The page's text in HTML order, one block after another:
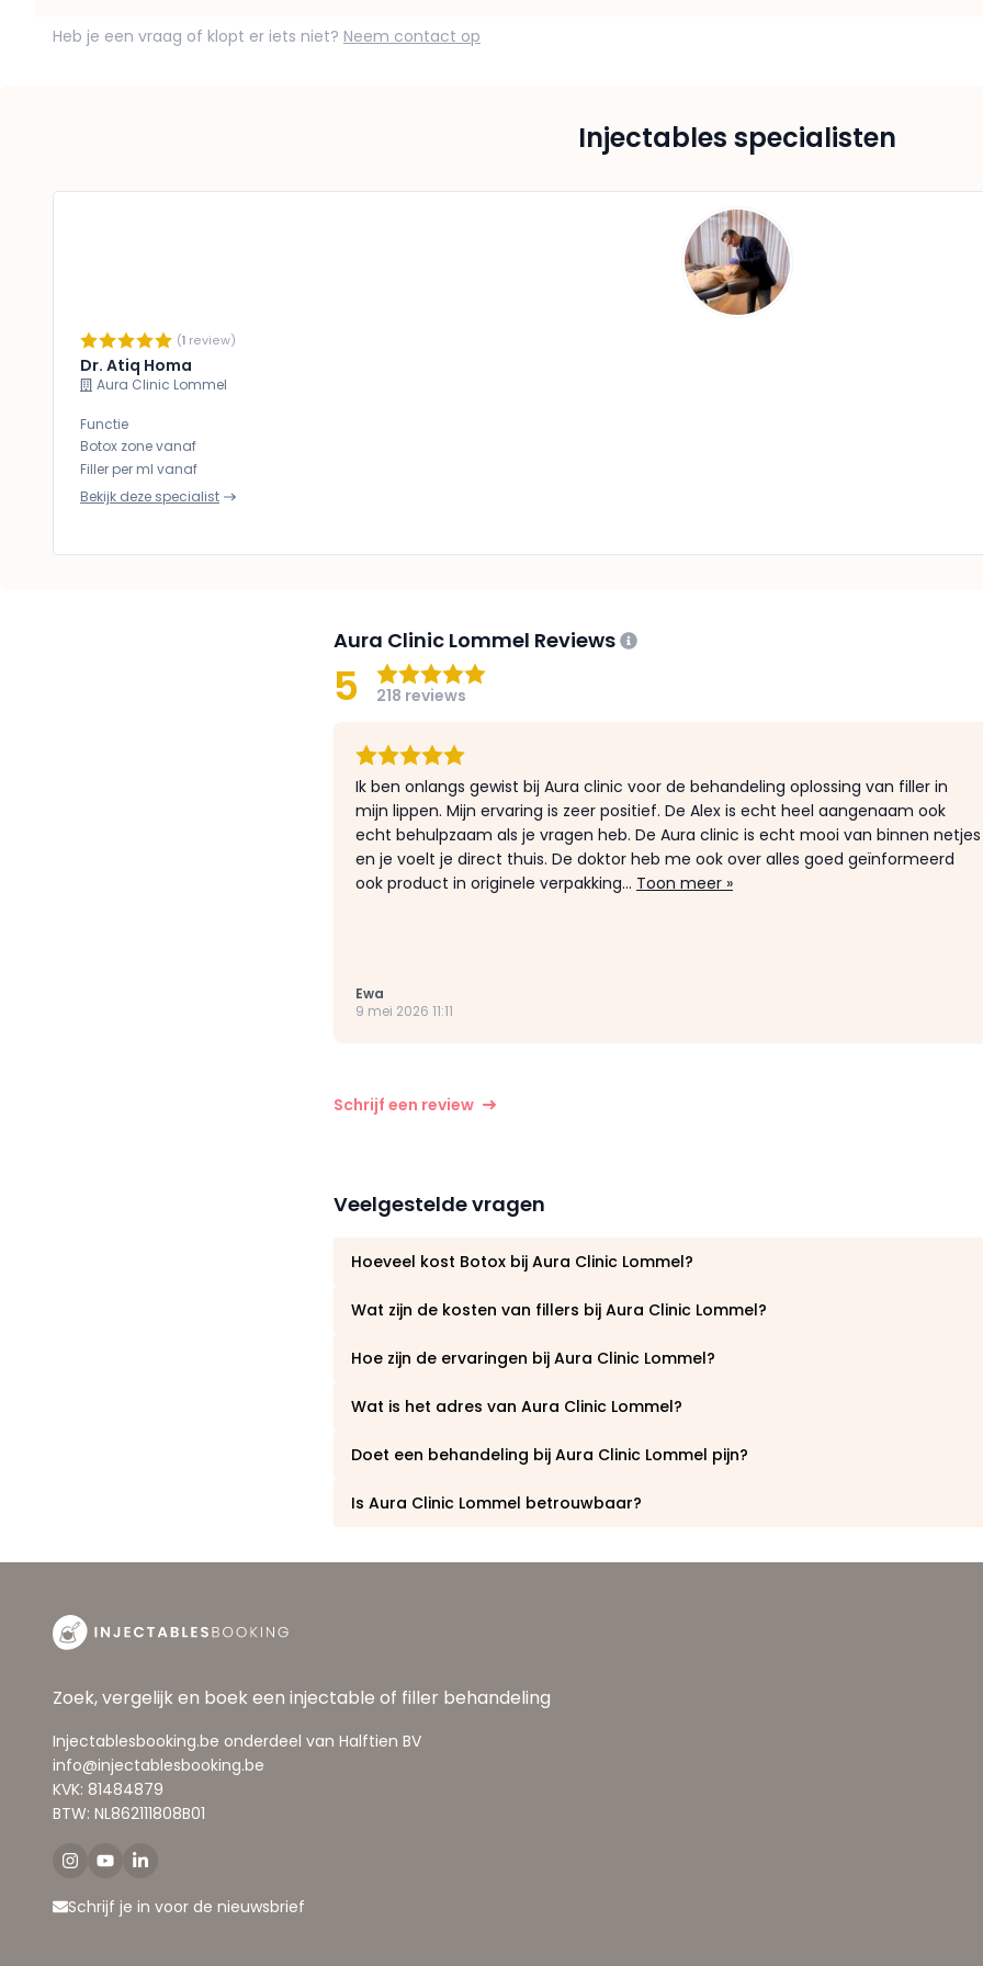
Heb je een vraag of klopt er iets niet? Neem contact op
Injectables specialisten
(1 review)
Dr. Atiq Homa
Aura Clinic Lommel
Functie
Botox zone vanaf
Filler per ml vanaf
Bekijk deze specialist
Aura Clinic Lommel Reviews
5 218 reviews
Ik ben onlangs gewist bij Aura clinic voor de behandeling oplossing van filler in
mijn lippen. Mijn ervaring is zeer positief. De Alex is echt heel aangenaam ook
echt behulpzaam als je vragen heb. De Aura clinic is echt mooi van binnen netjes
en je voelt je direct thuis. De doktor heb me ook over alles goed geïnformeerd
ook product in originele verpakking... Toon meer »
Ewa
9 mei 2026 11:11
Schrijf een review
Veelgestelde vragen
Hoeveel kost Botox bij Aura Clinic Lommel?
Wat zijn de kosten van fillers bij Aura Clinic Lommel?
Hoe zijn de ervaringen bij Aura Clinic Lommel?
Wat is het adres van Aura Clinic Lommel?
Doet een behandeling bij Aura Clinic Lommel pijn?
Is Aura Clinic Lommel betrouwbaar?
Zoek, vergelijk en boek een injectable of filler behandeling
Injectablesbooking.be onderdeel van Halftien BV
info@injectablesbooking.be
KVK: 81484879
BTW: NL862111808B01
Schrijf je in voor de nieuwsbrief